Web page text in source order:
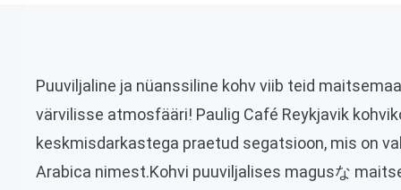
Puuviljaline ja nüanssiline kohv viib teid
värvilisse atmosfääri! Paulig Café Reykjavik
keskmisdarkastega praetud segatsioon, mis on
Arabica nimest.Kohvi puuviljalises magusな